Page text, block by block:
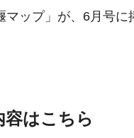
マップ」が、6月号に
容はこちら